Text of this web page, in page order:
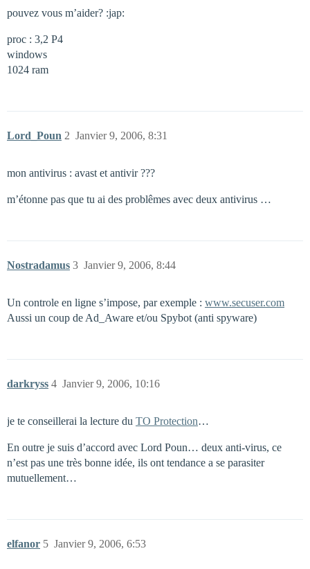
pouvez vous m’aider? :jap:
proc : 3,2 P4
windows
1024 ram
Lord_Poun Janvier 9, 2006, 8:31
2
mon antivirus : avast et antivir ???
m’étonne pas que tu ai des problêmes avec deux antivirus …
Nostradamus Janvier 9, 2006, 8:44
3
Un controle en ligne s’impose, par exemple : www.secuser.com
Aussi un coup de Ad_Aware et/ou Spybot (anti spyware)
darkryss Janvier 9, 2006, 10:16
4
je te conseillerai la lecture du TO Protection…
En outre je suis d’accord avec Lord Poun… deux anti-virus, ce
n’est pas une très bonne idée, ils ont tendance a se parasiter
mutuellement…
elfanor Janvier 9, 2006, 6:53
5